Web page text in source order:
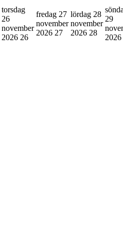
torsdag
26
november
2026 26
fredag 27
november
2026 27
lördag 28
november
2026 28
29
2026